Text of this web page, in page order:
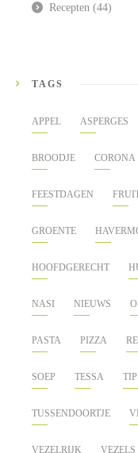
Recepten (44)
TAGS
APPEL ASPERGES
BROODJE CORONA
FEESTDAGEN
GROENTE
HOOFDGERECHT
NASI NIEUWS
PASTA PIZZA
SOEP TESSA
TUSSENDOORTJE
VEZELRIJK VEZELS